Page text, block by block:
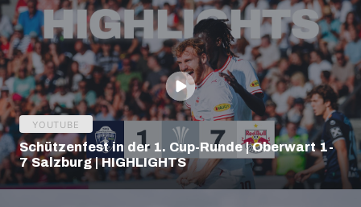
YOUTUBE
Schützenfest in der 1. Cup-Runde | Oberwart 1-
7 Salzburg | HIGHLIGHTS